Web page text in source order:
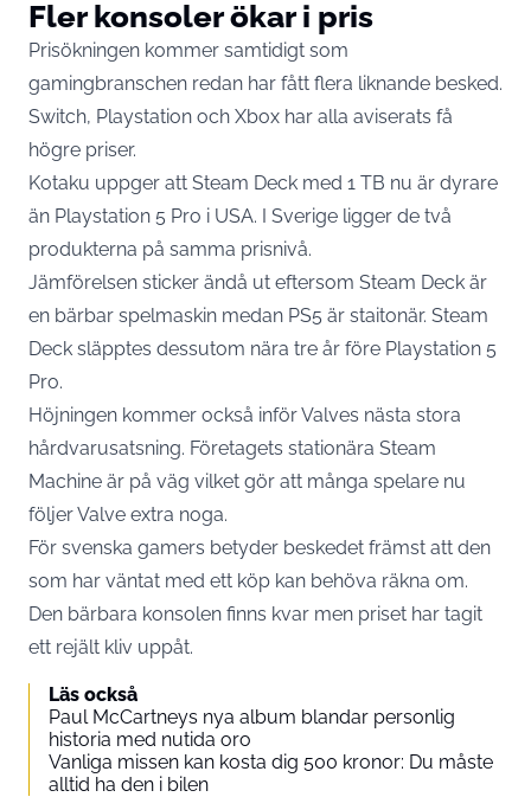
Fler konsoler ökar i pris
Prisökningen kommer samtidigt som
gamingbranschen redan har fått flera liknande besked.
Switch, Playstation och Xbox har alla aviserats få
högre priser.
Kotaku uppger att Steam Deck med 1 TB nu är dyrare
än Playstation 5 Pro i USA. I Sverige ligger de två
produkterna på samma prisnivå.
Jämförelsen sticker ändå ut eftersom Steam Deck är
en bärbar spelmaskin medan PS5 är staitonär. Steam
Deck släpptes dessutom nära tre år före Playstation 5
Pro.
Höjningen kommer också inför Valves nästa stora
hårdvarusatsning. Företagets stationära Steam
Machine är på väg vilket gör att många spelare nu
följer Valve extra noga.
För svenska gamers betyder beskedet främst att den
som har väntat med ett köp kan behöva räkna om.
Den bärbara konsolen finns kvar men priset har tagit
ett rejält kliv uppåt.
Läs också
Paul McCartneys nya album blandar personlig
historia med nutida oro
Vanliga missen kan kosta dig 500 kronor: Du måste
alltid ha den i bilen